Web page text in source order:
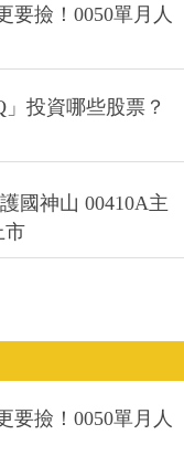
要撿！0050單月人
投資哪些股票？
國神山 00410A主
市
要撿！0050單月人